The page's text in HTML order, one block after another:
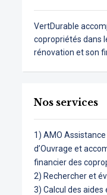
VertDurable
copropriétés dans
rénovation et son
Nos services
1) AMO
d’Ouvrage et
financier des
2) Rechercher et
3) Calcul des aides